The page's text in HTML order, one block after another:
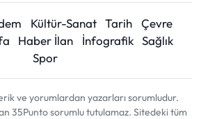
Kültür-Sanat Tarih
Çevre
Haber İlan İnfografik Sağlık
Spor
ve yorumlardan yazarları sorumludur.
35Punto sorumlu tutulamaz. Sitedeki tüm